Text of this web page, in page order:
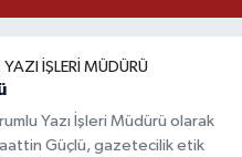
İŞLERI MÜDÜRÜ
Yazı İşleri Müdürü olarak
Güçlü, gazetecilik etik